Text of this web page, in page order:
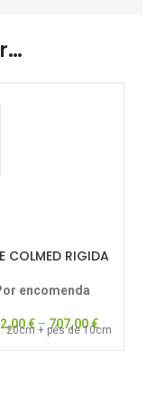
COLMED RIGIDA
encomenda
€–707,00€
20cm + pés de 10cm